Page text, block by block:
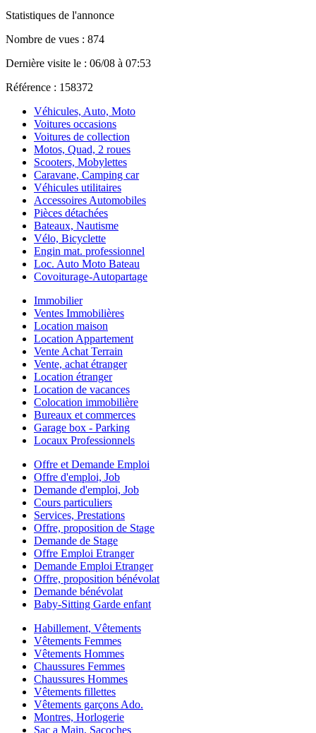
Statistiques de l'annonce
Nombre de vues : 874
Dernière visite le : 06/08 à 07:53
Référence : 158372
Véhicules, Auto, Moto
Voitures occasions
Voitures de collection
Motos, Quad, 2 roues
Scooters, Mobylettes
Caravane, Camping car
Véhicules utilitaires
Accessoires Automobiles
Pièces détachées
Bateaux, Nautisme
Vélo, Bicyclette
Engin mat. professionnel
Loc. Auto Moto Bateau
Covoiturage-Autopartage
Immobilier
Ventes Immobilières
Location maison
Location Appartement
Vente Achat Terrain
Vente, achat étranger
Location étranger
Location de vacances
Colocation immobilière
Bureaux et commerces
Garage box - Parking
Locaux Professionnels
Offre et Demande Emploi
Offre d'emploi, Job
Demande d'emploi, Job
Cours particuliers
Services, Prestations
Offre, proposition de Stage
Demande de Stage
Offre Emploi Etranger
Demande Emploi Etranger
Offre, proposition bénévolat
Demande bénévolat
Baby-Sitting Garde enfant
Habillement, Vêtements
Vêtements Femmes
Vêtements Hommes
Chaussures Femmes
Chaussures Hommes
Vêtements fillettes
Vêtements garçons Ado.
Montres, Horlogerie
Sac a Main, Sacoches